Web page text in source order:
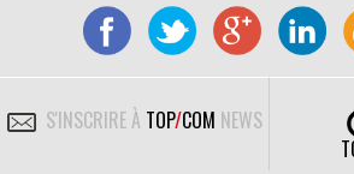
S'INSCRIRE À TOP/COM NEWS